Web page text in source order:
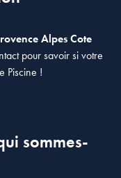
Alpes Cote
pour savoir si votre
Piscine !